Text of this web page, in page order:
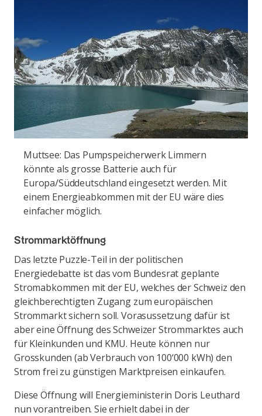
Muttsee: Das Pumpspeicherwerk Limmern
könnte als grosse Batterie auch für
Europa/Süddeutschland eingesetzt werden. Mit
einem Energieabkommen mit der EU wäre dies
einfacher möglich.
Strommarktöffnung
Das letzte Puzzle-Teil in der politischen
Energiedebatte ist das vom Bundesrat geplante
Stromabkommen mit der EU, welches der Schweiz den
gleichberechtigten Zugang zum europäischen
Strommarkt sichern soll. Vorasussetzung dafür ist
aber eine Öffnung des Schweizer Strommarktes auch
für Kleinkunden und KMU. Heute können nur
Grosskunden (ab Verbrauch von 100‘000 kWh) den
Strom frei zu günstigen Marktpreisen einkaufen.
Diese Öffnung will Energieministerin Doris Leuthard
nun vorantreiben. Sie erhielt dabei in der